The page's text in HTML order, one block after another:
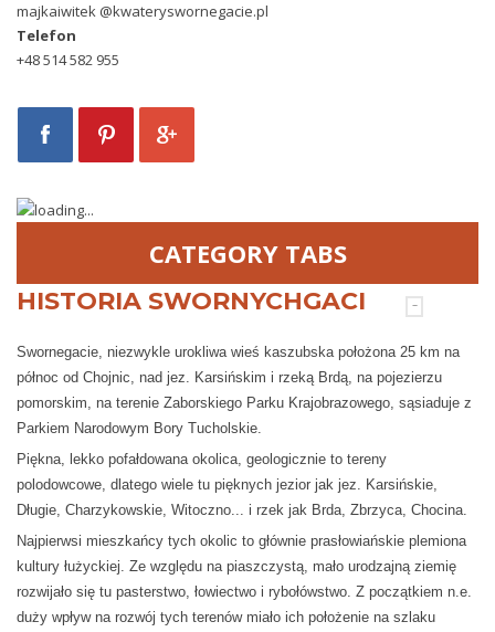
majkaiwitek @kwateryswornegacie.pl
Telefon
+48 514 582 955
CATEGORY TABS
HISTORIA SWORNYCHGACI
Swornegacie, niezwykle urokliwa wieś kaszubska położona 25 km na
północ od Chojnic, nad jez. Karsińskim i rzeką Brdą, na pojezierzu
pomorskim, na terenie Zaborskiego Parku Krajobrazowego, sąsiaduje z
Parkiem Narodowym Bory Tucholskie.
Piękna, lekko pofałdowana okolica, geologicznie to tereny
polodowcowe, dlatego wiele tu pięknych jezior jak jez. Karsińskie,
Długie, Charzykowskie, Witoczno... i rzek jak Brda, Zbrzyca, Chocina.
Najpierwsi mieszkańcy tych okolic to głównie prasłowiańskie plemiona
kultury łużyckiej. Ze względu na piaszczystą, mało urodzajną ziemię
rozwijało się tu pasterstwo, łowiectwo i rybołówstwo. Z początkiem n.e.
duży wpływ na rozwój tych terenów miało ich położenie na szlaku